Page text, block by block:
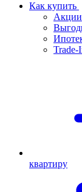
Как купить
Акции
Trade-
квартиру